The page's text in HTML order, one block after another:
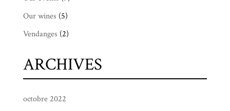
Our wines (5)
Vendanges (2)
ARCHIVES
octobre 2022